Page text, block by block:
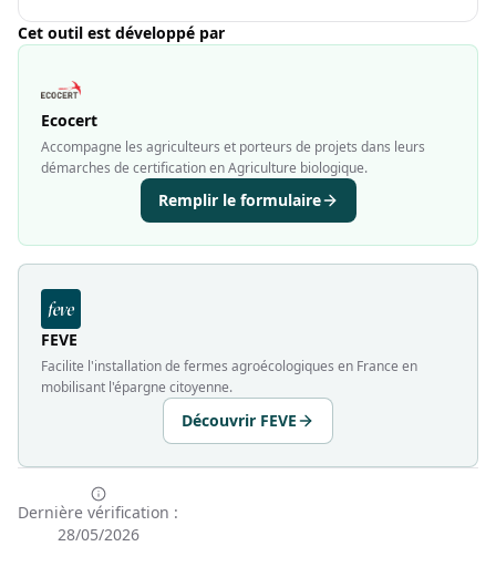
Cet outil est développé par
Ecocert
Accompagne les agriculteurs et porteurs de projets dans leurs
démarches de certification en Agriculture biologique.
Remplir le formulaire
FEVE
Facilite l'installation de fermes agroécologiques en France en
mobilisant l'épargne citoyenne.
Découvrir FEVE
Dernière vérification :
28/05/2026